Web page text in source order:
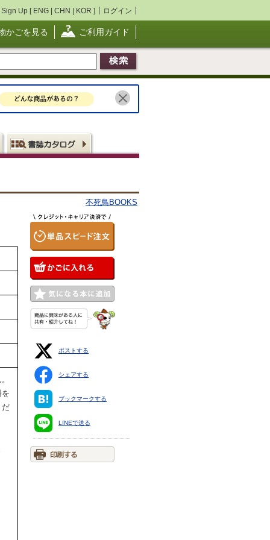
Sign Up [ ENG | CHN | KOR ] ログイン
かごを見る ご利用ガイド
不死鳥BOOKS
だ
ポストする
シェアする
ブックマークする
LINEで送る